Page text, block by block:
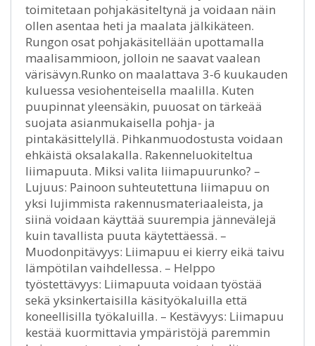
toimitetaan pohjakäsiteltynä ja voidaan näin
ollen asentaa heti ja maalata jälkikäteen.
Rungon osat pohjakäsitellään upottamalla
maalisammioon, jolloin ne saavat vaalean
värisävyn.Runko on maalattava 3-6 kuukauden
kuluessa vesiohenteisella maalilla. Kuten
puupinnat yleensäkin, puuosat on tärkeää
suojata asianmukaisella pohja- ja
pintakäsittelyllä. Pihkanmuodostusta voidaan
ehkäistä oksalakalla. Rakenneluokiteltua
liimapuuta. Miksi valita liimapuurunko? –
Lujuus: Painoon suhteutettuna liimapuu on
yksi lujimmista rakennusmateriaaleista, ja
siinä voidaan käyttää suurempia jännevälejä
kuin tavallista puuta käytettäessä. –
Muodonpitävyys: Liimapuu ei kierry eikä taivu
lämpötilan vaihdellessa. – Helppo
työstettävyys: Liimapuuta voidaan työstää
sekä yksinkertaisilla käsityökaluilla että
koneellisilla työkaluilla. – Kestävyys: Liimapuu
kestää kuormittavia ympäristöjä paremmin